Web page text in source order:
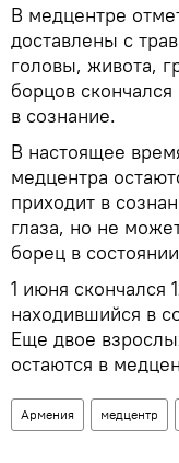
В медцентре
доставлены с
головы, живота,
борцов
в сознание.
В настоящее
медцентра
приходит в
глаза, но не
борец в
1 июня скончался
находившийся в
Еще двое
остаются в
Армения медцентр